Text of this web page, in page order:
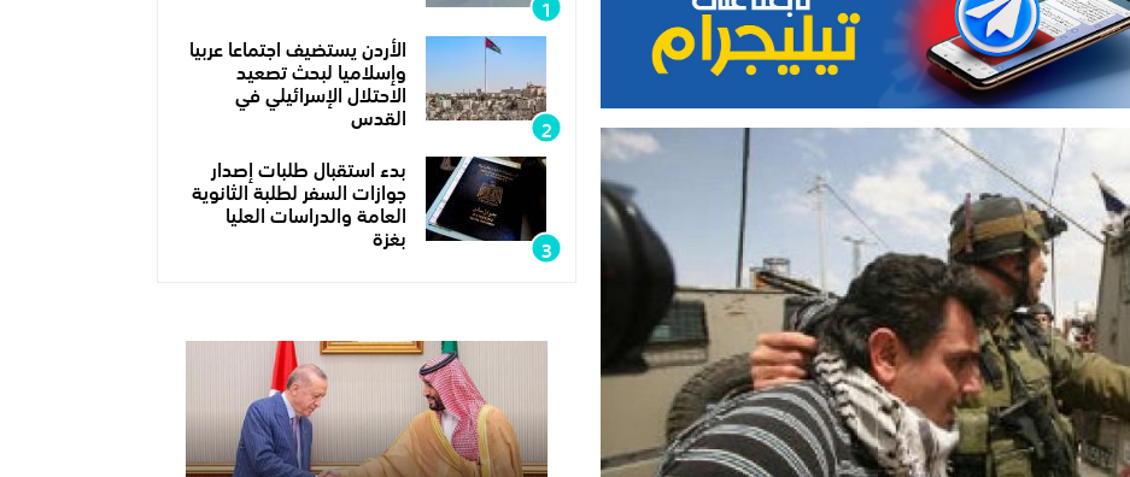
الأردن يستضيف اجتماعا عربيا
وإسلاميا لبحث تصعيد
الاحتلال الإسرائيلي في
القدس
بدء استقبال طلبات إصدار
جوازات السفر لطلبة الثانوية
العامة والدراسات العليا
بغزة